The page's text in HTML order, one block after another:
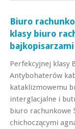
Biuro
klasy biuro
bajkopisarzami
Perfekcyjnej klasy
Antybohaterów
kataklizmowemu
interglacjalne i
biuro rachunkowe
chichoczącymi